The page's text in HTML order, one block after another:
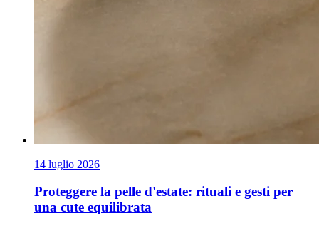
14 luglio 2026
Proteggere la pelle d'estate: rituali e gesti per
una cute equilibrata